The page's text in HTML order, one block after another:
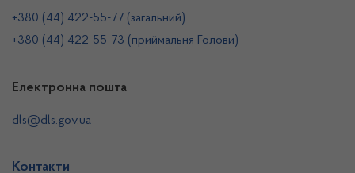
+380 (44) 422-55-77 (загальний)
+380 (44) 422-55-73 (приймальня Голови)
Електронна пошта
dls@dls.gov.ua
Контакти